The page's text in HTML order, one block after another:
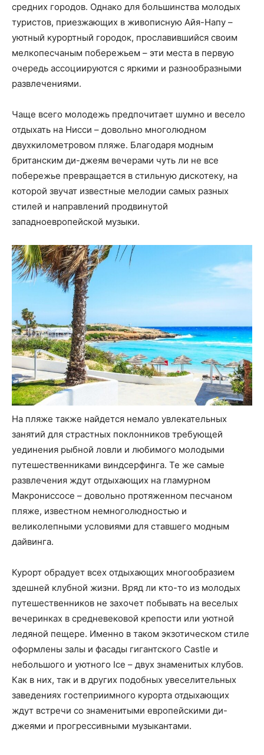
средних городов. Однако для большинства молодых
туристов, приезжающих в живописную Айя-Напу –
уютный курортный городок, прославившийся своим
мелкопесчаным побережьем – эти места в первую
очередь ассоциируются с яркими и разнообразными
развлечениями.
Чаще всего молодежь предпочитает шумно и весело
отдыхать на Нисси – довольно многолюдном
двухкилометровом пляже. Благодаря модным
британским ди-джеям вечерами чуть ли не все
побережье превращается в стильную дискотеку, на
которой звучат известные мелодии самых разных
стилей и направлений продвинутой
западноевропейской музыки.
На пляже также найдется немало увлекательных
занятий для страстных поклонников требующей
уединения рыбной ловли и любимого молодыми
путешественниками виндсерфинга. Те же самые
развлечения ждут отдыхающих на гламурном
Макрониссосе – довольно протяженном песчаном
пляже, известном немноголюдностью и
великолепными условиями для ставшего модным
дайвинга.
Курорт обрадует всех отдыхающих многообразием
здешней клубной жизни. Вряд ли кто-то из молодых
путешественников не захочет побывать на веселых
вечеринках в средневековой крепости или уютной
ледяной пещере. Именно в таком экзотическом стиле
оформлены залы и фасады гигантского Castle и
небольшого и уютного Ice – двух знаменитых клубов.
Как в них, так и в других подобных увеселительных
заведениях гостеприимного курорта отдыхающих
ждут встречи со знаменитыми европейскими ди-
джеями и прогрессивными музыкантами.